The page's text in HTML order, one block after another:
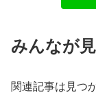
みんなが
関連記事は見つ